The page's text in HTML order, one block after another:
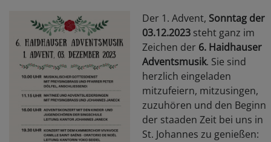
Der 1. Advent, Sonntag der
03.12.2023 steht ganz im
Zeichen der 6. Haidhauser
Adventsmusik. Sie sind
herzlich eingeladen
mitzufeiern, mitzusingen,
zuzuhören und den Beginn
der staaden Zeit bei uns in
St. Johannes zu genießen: